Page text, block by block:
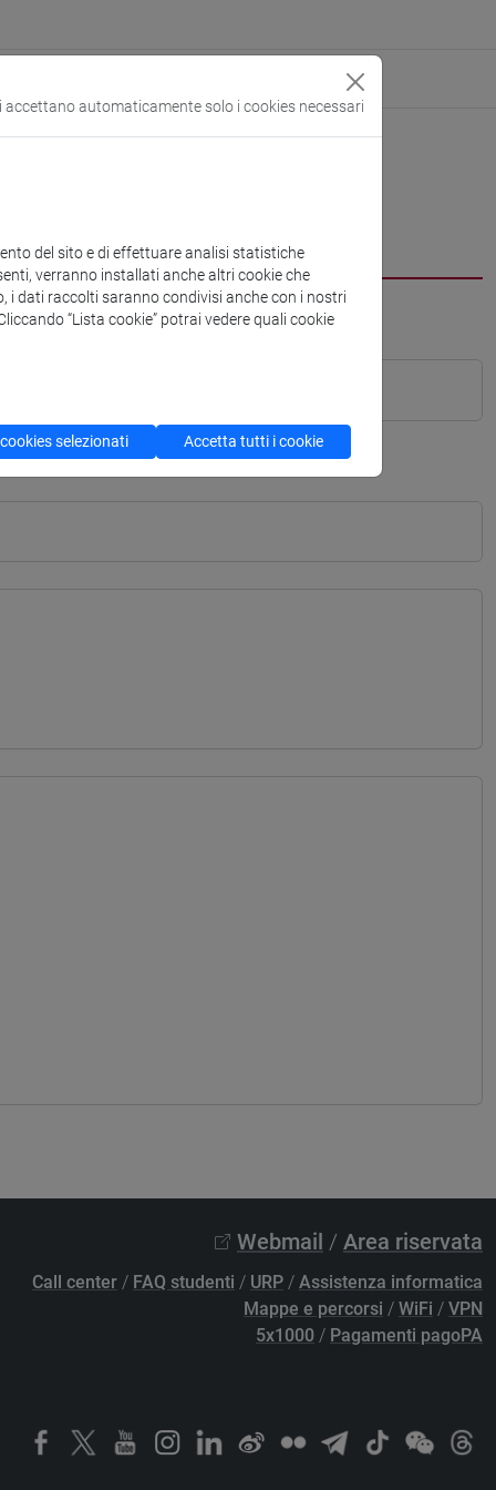
Webmail / Area riservata
Call center / FAQ studenti / URP / Assistenza informatica
Mappe e percorsi / WiFi / VPN
5x1000 / Pagamenti pagoPA
automaticamente solo i cookies necessari
del sito e di effettuare analisi statistiche
verranno installati anche altri cookie che
i dati raccolti saranno condivisi anche con i nostri
“Lista cookie” potrai vedere quali cookie
selezionati Accetta tutti i cookie